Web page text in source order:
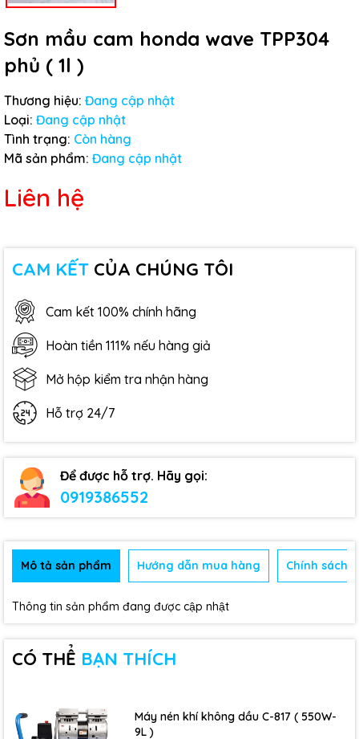
Sơn mầu cam honda wave TPP304
phủ ( 1l )
Thương hiệu: Đang cập nhật
Loại: Đang cập nhật
Tình trạng: Còn hàng
Mã sản phẩm: Đang cập nhật
Liên hệ
CAM KẾT CỦA CHÚNG TÔI
Cam kết 100% chính hãng
Hoàn tiền 111% nếu hàng giả
Mở hộp kiểm tra nhận hàng
Hỗ trợ 24/7
Để được hỗ trợ. Hãy gọi:
0919386552
Mô tả sản phẩm Hướng dẫn mua hàng Chính sách
Thông tin sản phẩm đang được cập nhật
CÓ THỂ BẠN THÍCH
Máy nén khí không dầu C-817 ( 550W-
9L )